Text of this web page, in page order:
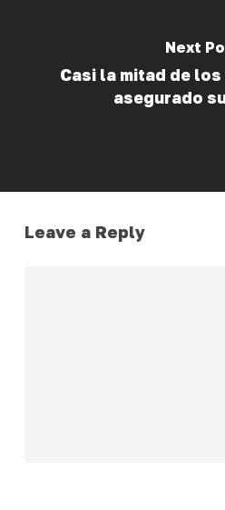
Next
Casi la mitad de
asegurado
Leave a Reply